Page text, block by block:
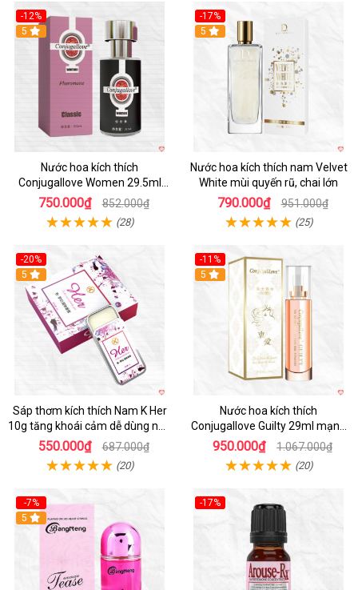
-12%
5
Nước hoa kích thích
Conjugallove Women 29.5ml
tăng ham muốn quyến rũ mãnh
liệt
750.000₫ 852.000₫
(28)
-17%
5
Nước hoa kích thích nam Velvet
White mùi quyến rũ, chai lớn
790.000₫ 951.000₫
(25)
-20%
5
Sáp thơm kích thích Nam K Her
10g tăng khoái cảm dễ dùng nhỏ
gọn
550.000₫ 687.000₫
(20)
-11%
5
Nước hoa kích thích
Conjugallove Guilty 29ml mạnh
mẽ quyến rũ
950.000₫ 1.067.000₫
(20)
-7%
5
-17%